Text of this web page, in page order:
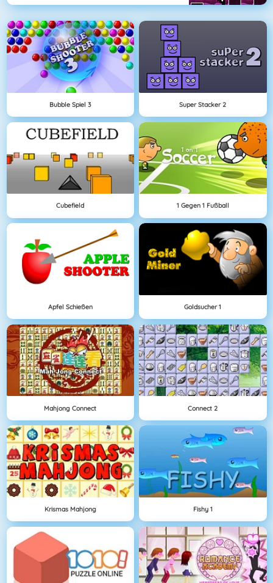
Bubble Spiel 3 Super Stacker 2
Cubefield 1 Gegen 1 Fußball
Apfel Schießen Goldsucher 1
Mahjong Connect Connect 2
Krismas Mahjong Fishy 1